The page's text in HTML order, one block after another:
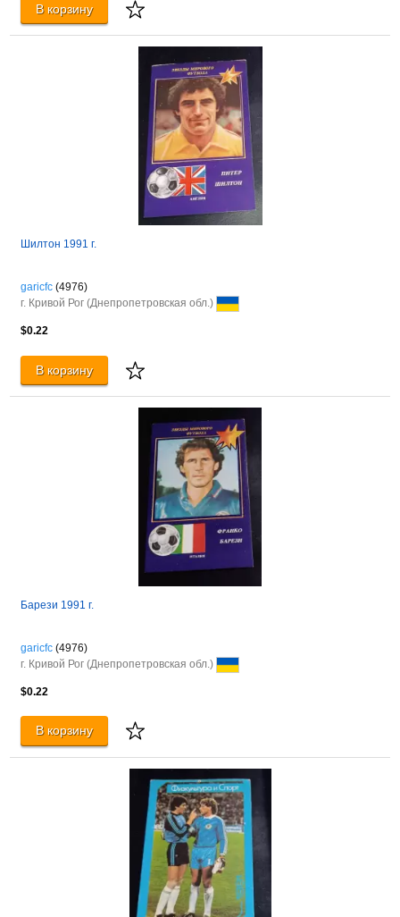
В корзину
Шилтон 1991 г.
garicfc (4976)
г. Кривой Рог (Днепропетровская обл.)
$0.22
В корзину
Барези 1991 г.
garicfc (4976)
г. Кривой Рог (Днепропетровская обл.)
$0.22
В корзину